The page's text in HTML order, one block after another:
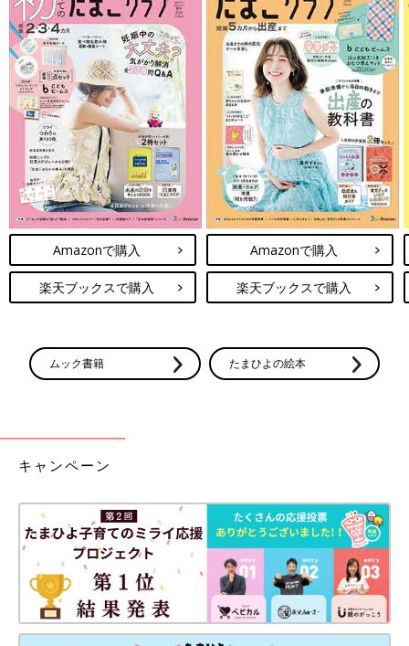
Amazonで購入
楽天ブックスで購入
Amazonで購入
楽天ブックスで購入
ムック書籍 たまひよの絵本
キャンペーン